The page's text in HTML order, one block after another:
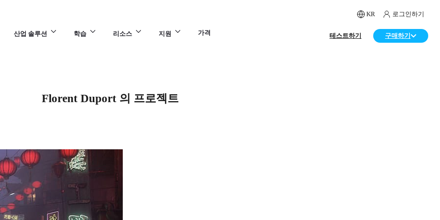
KR 로그인하기
산업 솔루션 학습 리소스 지원 가격 테스트하기 구매하기
Florent Duport 의 프로젝트